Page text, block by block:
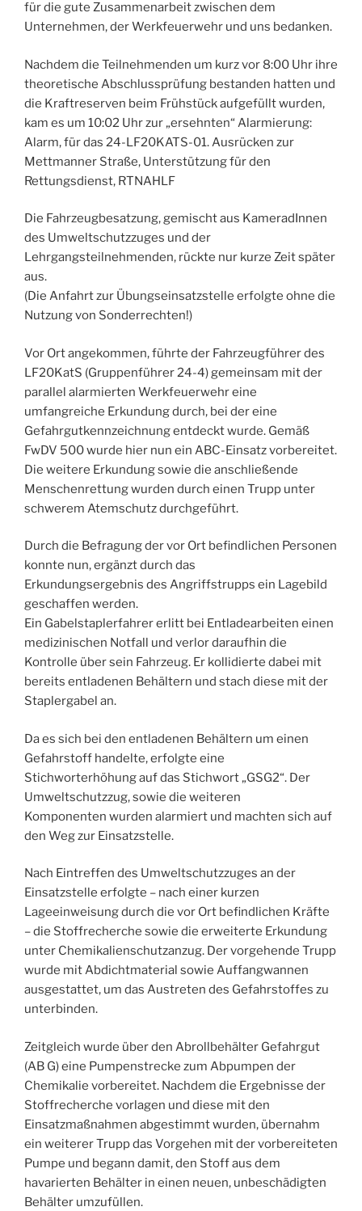
für die gute Zusammenarbeit zwischen dem
Unternehmen, der Werkfeuerwehr und uns bedanken.
Nachdem die Teilnehmenden um kurz vor 8:00 Uhr ihre
theoretische Abschlussprüfung bestanden hatten und
die Kraftreserven beim Frühstück aufgefüllt wurden,
kam es um 10:02 Uhr zur „ersehnten“ Alarmierung:
Alarm, für das 24-LF20KATS-01. Ausrücken zur
Mettmanner Straße, Unterstützung für den
Rettungsdienst, RTNAHLF
Die Fahrzeugbesatzung, gemischt aus KameradInnen
des Umweltschutzzuges und der
Lehrgangsteilnehmenden, rückte nur kurze Zeit später
aus.
(Die Anfahrt zur Übungseinsatzstelle erfolgte ohne die
Nutzung von Sonderrechten!)
Vor Ort angekommen, führte der Fahrzeugführer des
LF20KatS (Gruppenführer 24-4) gemeinsam mit der
parallel alarmierten Werkfeuerwehr eine
umfangreiche Erkundung durch, bei der eine
Gefahrgutkennzeichnung entdeckt wurde. Gemäß
FwDV 500 wurde hier nun ein ABC-Einsatz vorbereitet.
Die weitere Erkundung sowie die anschließende
Menschenrettung wurden durch einen Trupp unter
schwerem Atemschutz durchgeführt.
Durch die Befragung der vor Ort befindlichen Personen
konnte nun, ergänzt durch das
Erkundungsergebnis des Angriffstrupps ein Lagebild
geschaffen werden.
Ein Gabelstaplerfahrer erlitt bei Entladearbeiten einen
medizinischen Notfall und verlor daraufhin die
Kontrolle über sein Fahrzeug. Er kollidierte dabei mit
bereits entladenen Behältern und stach diese mit der
Staplergabel an.
Da es sich bei den entladenen Behältern um einen
Gefahrstoff handelte, erfolgte eine
Stichworterhöhung auf das Stichwort „GSG2“. Der
Umweltschutzzug, sowie die weiteren
Komponenten wurden alarmiert und machten sich auf
den Weg zur Einsatzstelle.
Nach Eintreffen des Umweltschutzzuges an der
Einsatzstelle erfolgte – nach einer kurzen
Lageeinweisung durch die vor Ort befindlichen Kräfte
– die Stoffrecherche sowie die erweiterte Erkundung
unter Chemikalienschutzanzug. Der vorgehende Trupp
wurde mit Abdichtmaterial sowie Auffangwannen
ausgestattet, um das Austreten des Gefahrstoffes zu
unterbinden.
Zeitgleich wurde über den Abrollbehälter Gefahrgut
(AB G) eine Pumpenstrecke zum Abpumpen der
Chemikalie vorbereitet. Nachdem die Ergebnisse der
Stoffrecherche vorlagen und diese mit den
Einsatzmaßnahmen abgestimmt wurden, übernahm
ein weiterer Trupp das Vorgehen mit der vorbereiteten
Pumpe und begann damit, den Stoff aus dem
havarierten Behälter in einen neuen, unbeschädigten
Behälter umzufüllen.